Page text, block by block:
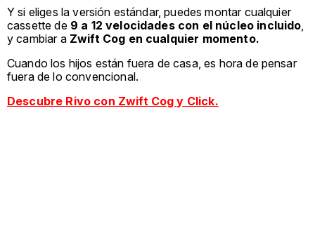
Y si eliges la versión estándar, puedes montar cualquier
cassette de 9 a 12 velocidades con el núcleo incluido,
y cambiar a Zwift Cog en cualquier momento.
Cuando los hijos están fuera de casa, es hora de pensar
fuera de lo convencional.
Descubre Rivo con Zwift Cog y Click.